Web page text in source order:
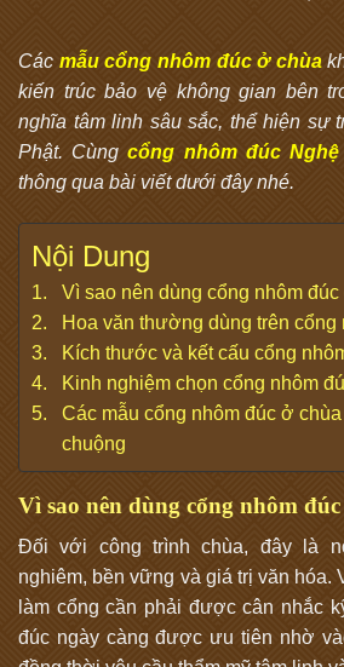
Các mẫu cổng nhôm đúc ở chùa
kiến trúc bảo vệ không gian bên
nghĩa tâm linh sâu sắc, thể hiện sự
Phật. Cùngcổng nhôm đúc Nghệ
thông qua bài viết dưới đây nhé.
Nội Dung
Vì sao nên dùng cổng nhôm
Hoa văn thường dùng trên cổng
Kích thước và kết cấu cổng
Kinh nghiệm chọn cổng nhôm
Các mẫu cổng nhôm đúc ở
chuộng
Vì sao nên dùng cổng nhôm
Đối với công trình chùa, đây là
nghiêm, bền vững và giá trị văn hóa.
làm cổng cần phải được cân nhắc
đúc ngày càng được ưu tiên nhờ